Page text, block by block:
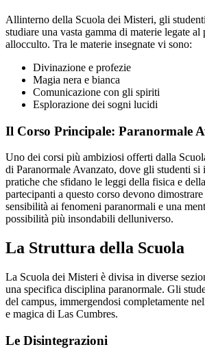
Allinterno della Scuola dei Misteri, gli
studiare una vasta gamma di materie legate al
allocculto. Tra le materie insegnate vi sono:
Divinazione e profezie
Magia nera e bianca
Comunicazione con gli spiriti
Esplorazione dei sogni lucidi
Il Corso Principale: Paranormale
Uno dei corsi più ambiziosi offerti dalla
di Paranormale Avanzato, dove gli studenti si
pratiche che sfidano le leggi della fisica e
partecipanti a questo corso devono dimostrare
sensibilità ai fenomeni paranormali e una
possibilità più insondabili delluniverso.
La Struttura della Scuola
La Scuola dei Misteri è divisa in diverse
una specifica disciplina paranormale. Gli
del campus, immergendosi completamente
e magica di Las Cumbres.
Le Disintegrazioni